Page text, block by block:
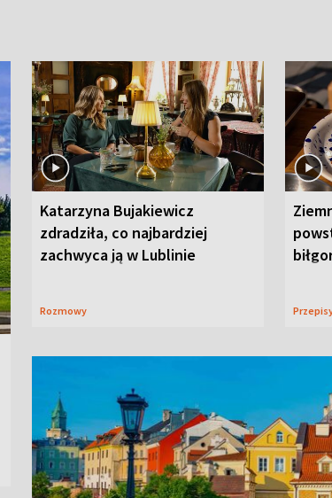
Katarzyna Bujakiewicz
zdradziła, co najbardziej
zachwyca ją w Lublinie
Rozmowy